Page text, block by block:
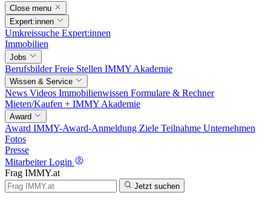
Close menu
Expert:innen
Umkreissuche Expert:innen
Immobilien
Jobs
BerufsbilderFreie Stellen IMMY Akademie
Wissen & Service
News Videos Immobilienwissen Formulare & Rechner
Mieten/Kaufen + IMMY Akademie
Award
Award IMMY-Award-Anmeldung Ziele Teilnahme Unternehmen
Fotos
Presse
Mitarbeiter Login
Frag IMMY.at
Jetzt suchen